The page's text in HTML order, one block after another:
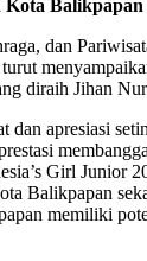
Kota Balikpapan
dan
diraih Jihan
dan apresiasi
Girl Junior
Balikpapan
memiliki